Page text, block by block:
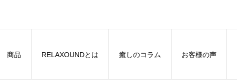
商品 RELAXOUNDとは 癒しのコラム お客様の声